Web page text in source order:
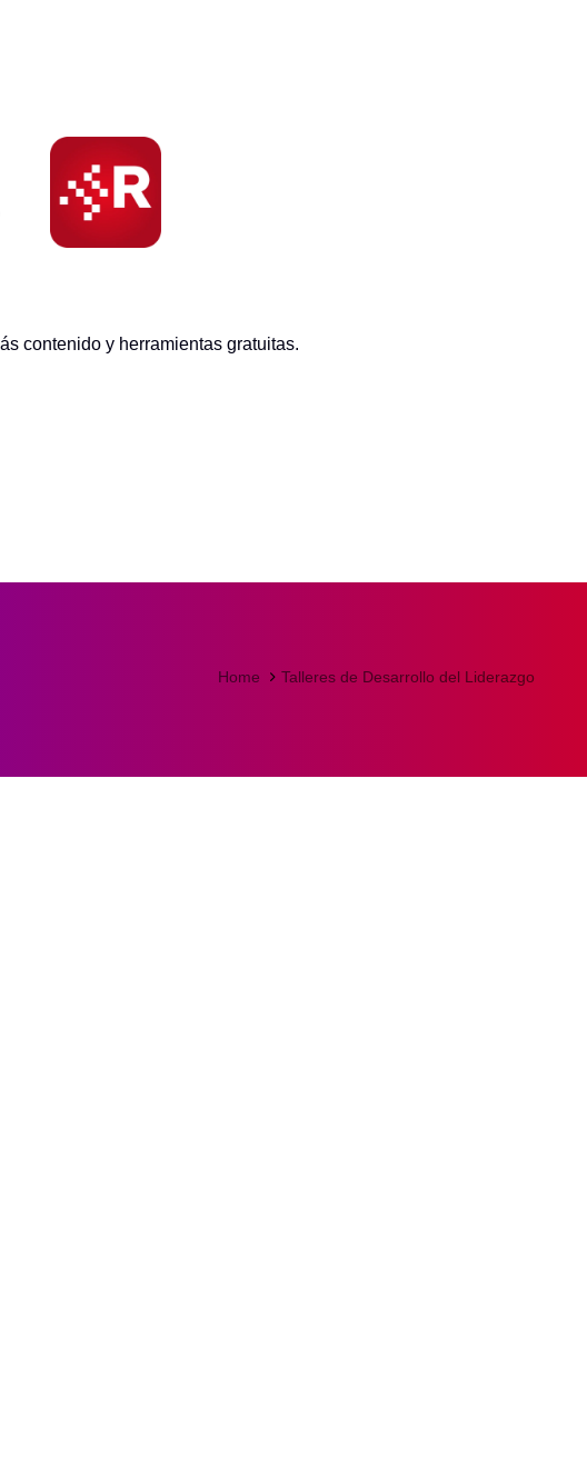
contenido y herramientas gratuitas.
Home Talleres de Desarrollo del Liderazgo